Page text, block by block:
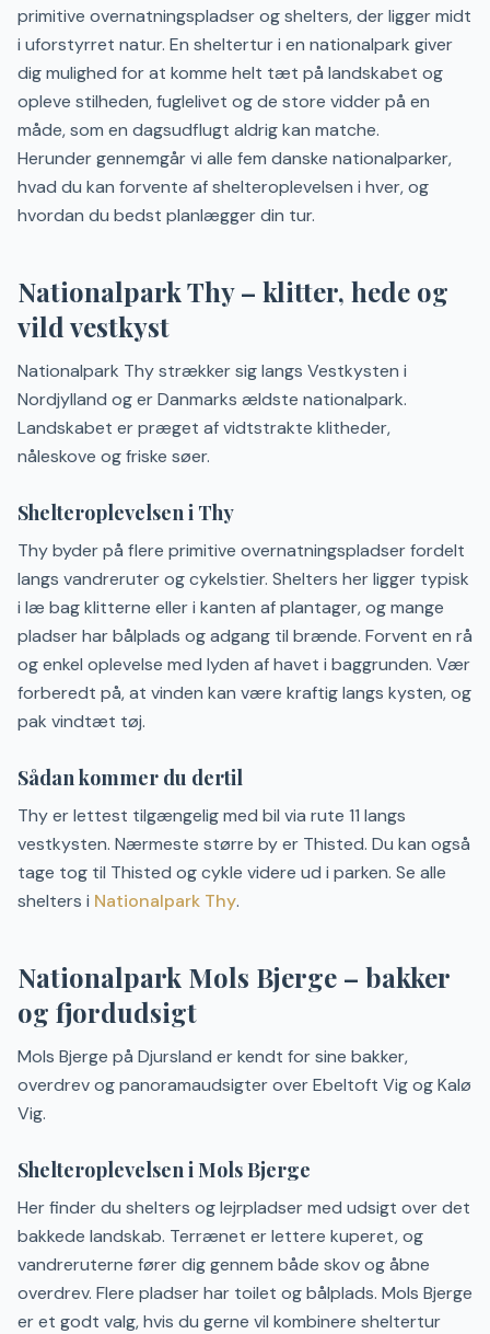
primitive overnatningspladser og shelters, der ligger midt
i uforstyrret natur. En sheltertur i en nationalpark giver
dig mulighed for at komme helt tæt på landskabet og
opleve stilheden, fuglelivet og de store vidder på en
måde, som en dagsudflugt aldrig kan matche.
Herunder gennemgår vi alle fem danske nationalparker,
hvad du kan forvente af shelteroplevelsen i hver, og
hvordan du bedst planlægger din tur.
Nationalpark Thy – klitter, hede og
vild vestkyst
Nationalpark Thy strækker sig langs Vestkysten i
Nordjylland og er Danmarks ældste nationalpark.
Landskabet er præget af vidtstrakte klitheder,
nåleskove og friske søer.
Shelteroplevelsen i Thy
Thy byder på flere primitive overnatningspladser fordelt
langs vandreruter og cykelstier. Shelters her ligger typisk
i læ bag klitterne eller i kanten af plantager, og mange
pladser har bålplads og adgang til brænde. Forvent en rå
og enkel oplevelse med lyden af havet i baggrunden. Vær
forberedt på, at vinden kan være kraftig langs kysten, og
pak vindtæt tøj.
Sådan kommer du dertil
Thy er lettest tilgængelig med bil via rute 11 langs
vestkysten. Nærmeste større by er Thisted. Du kan også
tage tog til Thisted og cykle videre ud i parken. Se alle
shelters i Nationalpark Thy.
Nationalpark Mols Bjerge – bakker
og fjordudsigt
Mols Bjerge på Djursland er kendt for sine bakker,
overdrev og panoramaudsigter over Ebeltoft Vig og Kalø
Vig.
Shelteroplevelsen i Mols Bjerge
Her finder du shelters og lejrpladser med udsigt over det
bakkede landskab. Terrænet er lettere kuperet, og
vandreruterne fører dig gennem både skov og åbne
overdrev. Flere pladser har toilet og bålplads. Mols Bjerge
er et godt valg, hvis du gerne vil kombinere sheltertur